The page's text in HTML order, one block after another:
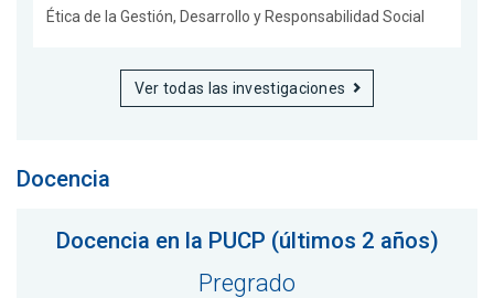
Ética de la Gestión, Desarrollo y Responsabilidad Social
Ver todas las investigaciones
Docencia
Docencia en la PUCP (últimos 2 años)
Pregrado